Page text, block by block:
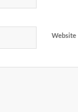
Website